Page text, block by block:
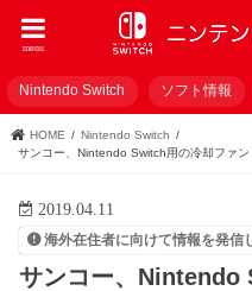
menu
Nintendo Switch ソフト情報
HOME
Nintendo Switch
サンコー、Nintendo Switch用の冷却ファ
2019.04.11
海外在住者に向けて情報を発信
サンコー、Nintendo